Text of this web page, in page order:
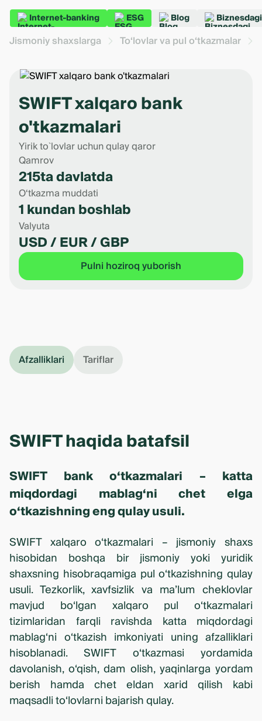
Internet-banking ESG Blog
Jismoniy shaxslarga To‘lovlar va pul o‘tkazmalar
SWIFT xalqaro bank
o'tkazmalari
Yirik to`lovlar uchun qulay qaror
Qamrov
215ta davlatda
O‘tkazma muddati
1 kundan boshlab
Valyuta
USD / EUR / GBP
Pulni hoziroq yuborish
Afzalliklari Tariflar
SWIFT haqida batafsil
SWIFT bank o‘tkazmalari – katta
miqdordagi mablag‘ni chet elga
o‘tkazishning eng qulay usuli.
SWIFT xalqaro o‘tkazmalari – jismoniy shaxs
hisobidan boshqa bir jismoniy yoki yuridik
shaxsning hisobraqamiga pul o‘tkazishning qulay
usuli. Tezkorlik, xavfsizlik va ma’lum cheklovlar
mavjud bo‘lgan xalqaro pul o‘tkazmalari
tizimlaridan farqli ravishda katta miqdordagi
mablag‘ni o‘tkazish imkoniyati uning afzalliklari
hisoblanadi. SWIFT o‘tkazmasi yordamida
davolanish, o‘qish, dam olish, yaqinlarga yordam
berish hamda chet eldan xarid qilish kabi
maqsadli to‘lovlarni bajarish qulay.